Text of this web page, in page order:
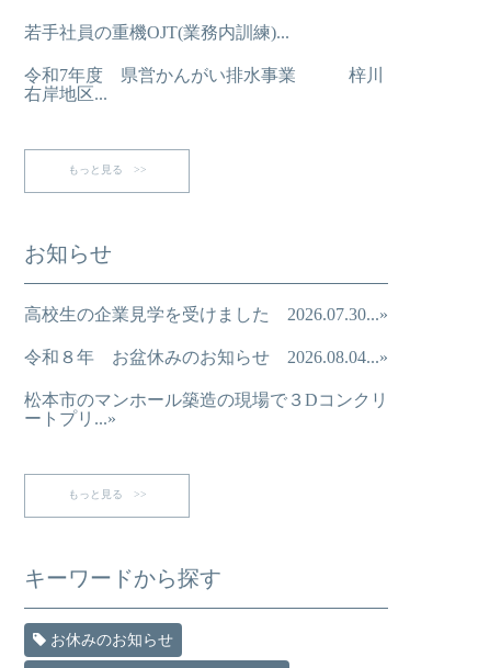
若手社員の重機OJT(業務内訓練)...
令和7年度 県営かんがい排水事業 梓川
右岸地区...
もっと見る >>
お知らせ
高校生の企業見学を受けました 2026.07.30...»
令和８年 お盆休みのお知らせ 2026.08.04...»
松本市のマンホール築造の現場で３Dコンクリ
ートプリ...»
もっと見る >>
キーワードから探す
お休みのお知らせ